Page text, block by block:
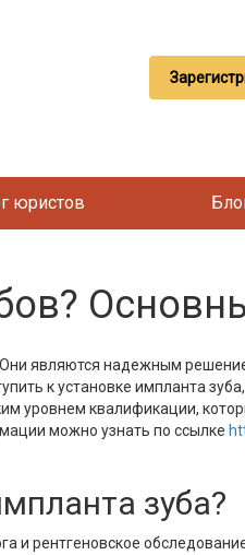
юристов
являются надежным
к установке импланта
уровнем квалификации,
можно узнать по ссылке
зуба?
и рентгеновское